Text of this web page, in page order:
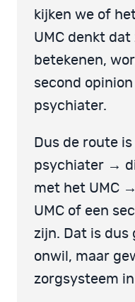
kijken we of
UMC denkt
betekenen,
second
psychiater.
Dus de route
psychiater →
met het UMC
UMC of een
zijn. Dat is
onwil, maar
zorgsysteem